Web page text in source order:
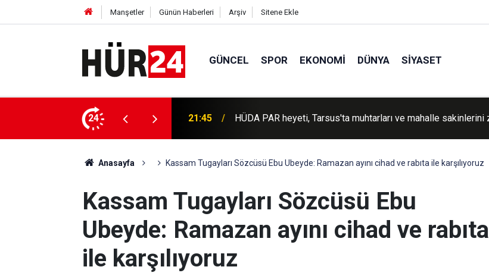
Manşetler Günün Haberleri Arşiv Sitene Ekle
GÜNCEL SPOR EKONOMI DÜNYA SIYASET
24
ve mahalle sakinlerini ziyaret etti 21:43 MGK bildirisi yayımlandı
Anasayfa Kassam Tugayları Sözcüsü Ebu Ubeyde: Ramazan ayını cihad ve rabıta ile karşılıyoruz
Kassam Tugayları Sözcüsü Ebu
Ubeyde: Ramazan ayını cihad ve rabıta
ile karşılıyoruz